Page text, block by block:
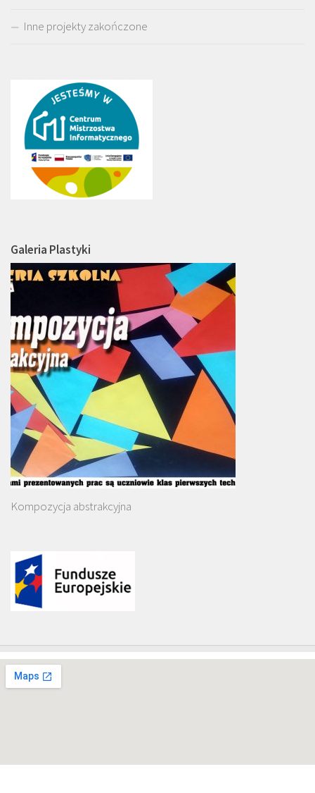
Inne projekty zakończone
Galeria Plastyki
Kompozycja abstrakcyjna